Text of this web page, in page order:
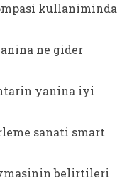
kullaniminda
ne gider
yanina iyi
sanati smart
belirtileri